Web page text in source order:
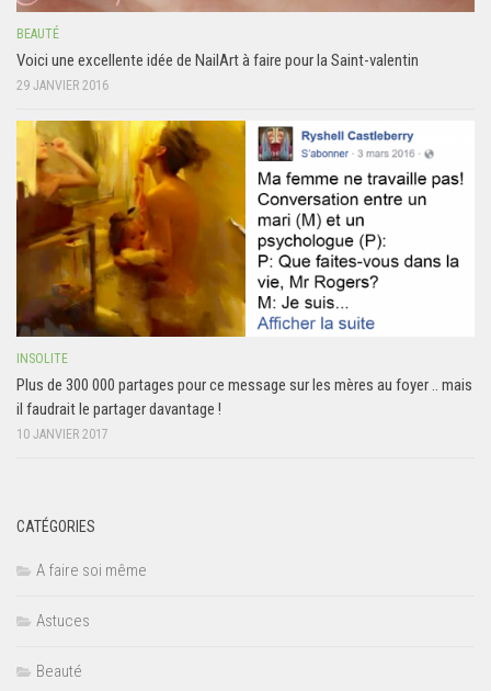
BEAUTÉ
Voici une excellente idée de NailArt à faire pour la Saint-valentin
29 JANVIER 2016
INSOLITE
Plus de 300 000 partages pour ce message sur les mères au foyer .. mais
il faudrait le partager davantage !
10 JANVIER 2017
CATÉGORIES
A faire soi même
Astuces
Beauté